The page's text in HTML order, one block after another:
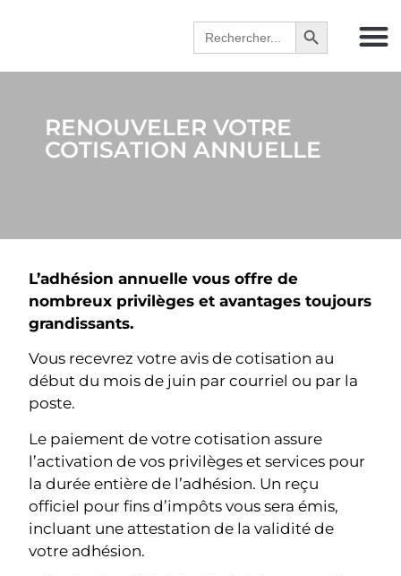
Search
for:
Search Button
RENOUVELER VOTRE
COTISATION ANNUELLE
L’adhésion annuelle vous offre de
nombreux privilèges et avantages toujours
grandissants.
Vous recevrez votre avis de cotisation au
début du mois de juin par courriel ou par la
poste.
Le paiement de votre cotisation assure
l’activation de vos privilèges et services pour
la durée entière de l’adhésion. Un reçu
officiel pour fins d’impôts vous sera émis,
incluant une attestation de la validité de
votre adhésion.